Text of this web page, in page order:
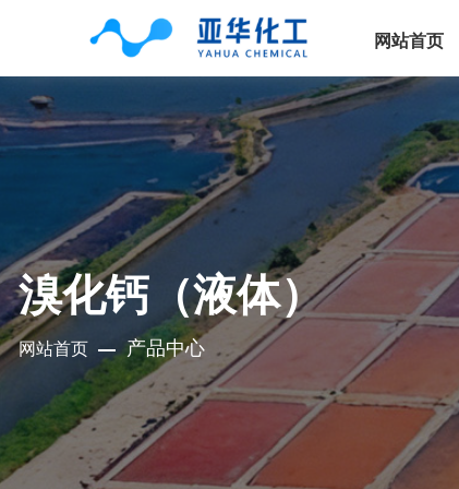
网站首页
溴化钙（液体）
网站首页 产品中心